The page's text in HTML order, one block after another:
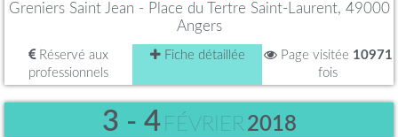
Greniers Saint Jean - Place du Tertre Saint-Laurent, 49000
Angers
Réservé aux
professionnels
Fiche détaillée Page visitée 10971
fois
3 - 4 FÉVRIER2018